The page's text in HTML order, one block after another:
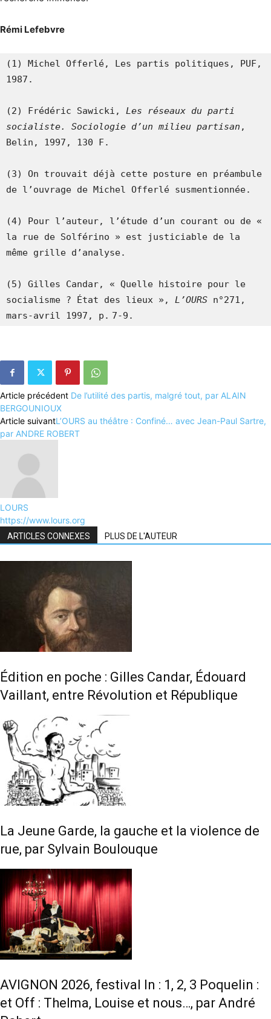
Rémi Lefebvre
(1) Michel Offerlé, Les partis politiques, PUF,
1987.
(2) Frédéric Sawicki, Les réseaux du parti
socialiste. Sociologie d’un milieu partisan ,
Belin, 1997, 130 F.
(3) On trouvait déjà cette posture en préambule
de l’ouvrage de Michel Offerlé susmentionnée.
(4) Pour l’auteur, l’étude d’un courant ou de «
la rue de Solférino » est justiciable de la
même grille d’analyse.
(5) Gilles Candar, « Quelle histoire pour le
socialisme ? État des lieux », L’OURS n°271,
mars-avril 1997, p. 7-9.
Article précédent De l’utilité des partis, malgré tout, par ALAIN
BERGOUNIOUX
Article suivantL’OURS au théâtre : Confiné… avec Jean-Paul Sartre,
par ANDRE ROBERT
LOURS
https://www.lours.org
ARTICLES CONNEXES PLUS DE L'AUTEUR
Édition en poche : Gilles Candar, Édouard
Vaillant, entre Révolution et République
La Jeune Garde, la gauche et la violence de
rue, par Sylvain Boulouque
AVIGNON 2026, festival In : 1, 2, 3 Poquelin :
et Off : Thelma, Louise et nous…, par André